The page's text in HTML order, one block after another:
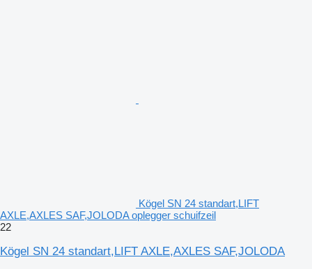
Kögel SN 24 standart,LIFT
AXLE,AXLES SAF,JOLODA oplegger schuifzeil
22
Kögel SN 24 standart,LIFT AXLE,AXLES SAF,JOLODA